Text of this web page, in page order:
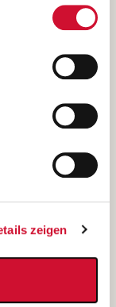
so stimmen
zu. Sie können
widerrufen,
und diese
zeigen
Unterfranken